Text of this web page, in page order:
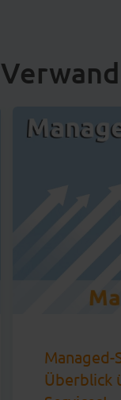
Managed-
Überblick